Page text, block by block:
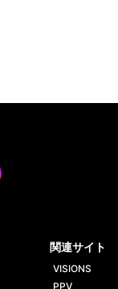
関連サイト
VISIONS
PPV